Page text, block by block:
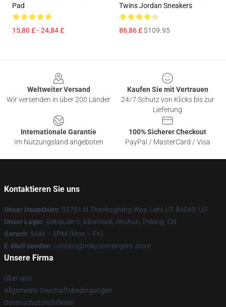
Pad
15,80 £ - 24,84 £
Twins Jordan Sneakers
86,86 £$109.95
Weltweiter Versand
Wir versenden in über 200 Länder
Kaufen Sie mit Vertrauen
24/7 Schutz von Klicks bis zur
Lieferung
Internationale Garantie
Im Nutzungsland angeboten
100% Sicherer Checkout
PayPal / MasterCard / Visa
Kontaktieren Sie uns
Unser Hauptbüro: 52701 N Thanksgiving Way, Lehi, UT 84043, US
Unser Lager: Gebäude 5, Xibahexili, Anshun, Peking, CN
Geruch: 9AM – 5PM (Mon – Fri)
E-Mail senden: contact@tokyorevengers.store
Unsere Firma
Über uns
Allgemeine Geschäftsbedingungen
Datenschutzrichtlinien